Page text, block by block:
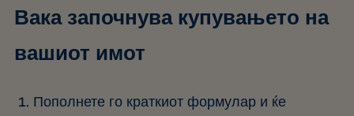
Вака започнува купувањето на
вашиот имот
Пополнете го краткиот формулар и ќе